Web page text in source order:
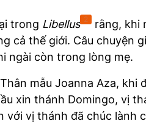
trong Libellus 2
rằng, khi
cả thế giới. Câu chuyện
ngài còn trong lòng mẹ.
mẫu Joanna Aza, khi
xin thánh Domingo, vị
với vị thánh đã chúc